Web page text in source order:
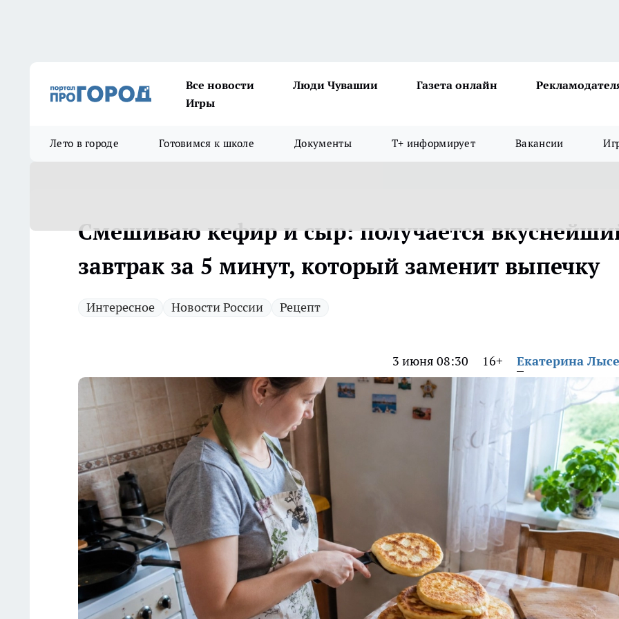
Все новости Люди Чувашии Газета онлайн
Игры
Лето в городе Готовимся к школе Документы Т+ информирует Вакансии
Смешиваю кефир и сыр: получается
завтрак за 5 минут, который заменит выпечку
Интересное Новости России Рецепт
3 июня 08:30 16+ Екатерина